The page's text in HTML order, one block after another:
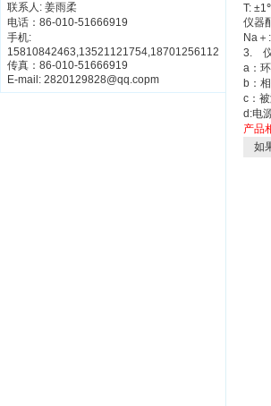
联系人: 姜雨柔
电话：86-010-51666919
手机:
15810842463,13521121754,18701256112
传真：86-010-51666919
E-mail: 2820129828@qq.copm
T:
仪器
Na＋
3. 仪
a：
b：
c：
d:电
产品
如